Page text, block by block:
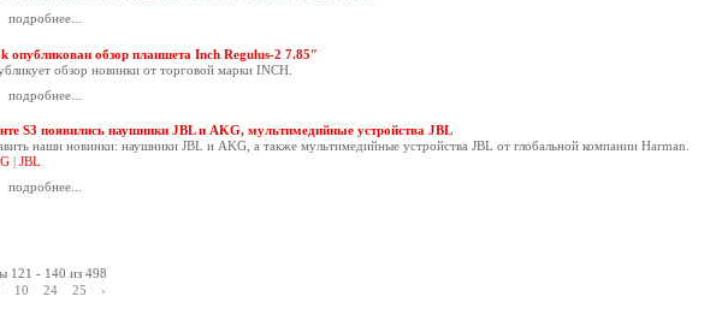
подробнее...
опубликован обзор планшета Inch Regulus-2 7.85″
обзор новинки от торговой марки INCH.
подробнее...
S3 появились наушники JBL и AKG, мультимедийные устройства JBL
наши новинки: наушники JBL и AKG, а также мультимедийные устройства JBL от глобальной компании Harman.
| JBL
подробнее...
121 - 140 из 498
10 24 25 ›